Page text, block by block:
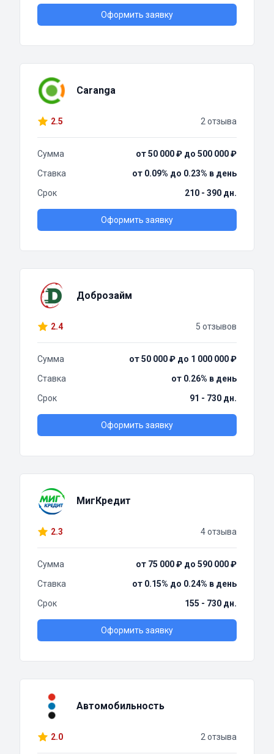
Оформить заявку
Caranga
2.5 2 отзыва
Сумма
от 50 000 ₽ до 500 000 ₽
Ставка
от 0.09% до 0.23% в день
Срок
210 - 390 дн.
Оформить заявку
Доброзайм
2.4 5 отзывов
Сумма
от 50 000 ₽ до 1 000 000 ₽
Ставка
от 0.26% в день
Срок
91 - 730 дн.
Оформить заявку
МигКредит
2.3 4 отзыва
Сумма
от 75 000 ₽ до 590 000 ₽
Ставка
от 0.15% до 0.24% в день
Срок
155 - 730 дн.
Оформить заявку
Автомобильность
2.0 2 отзыва